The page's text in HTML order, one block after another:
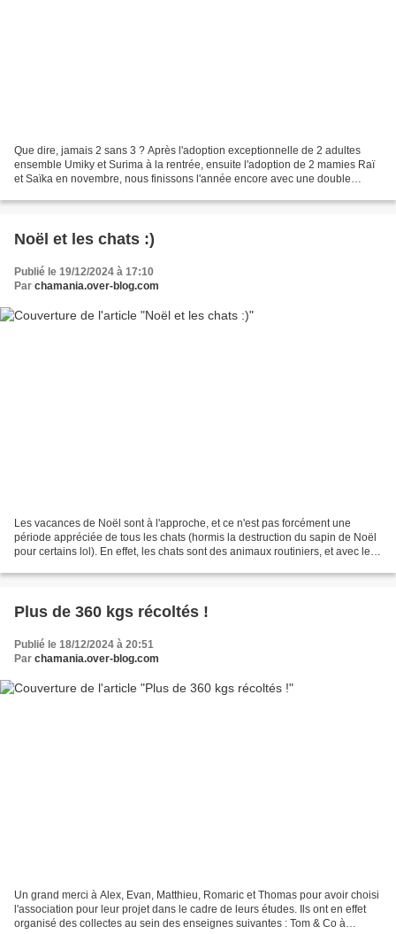
Que dire, jamais 2 sans 3 ? Après l'adoption exceptionnelle de 2 adultes
ensemble Umiky et Surima à la rentrée, ensuite l'adoption de 2 mamies Raï
et Saïka en novembre, nous finissons l'année encore avec une double
Noël et les chats :)
Publié le 19/12/2024 à 17:10
Par chamania.over-blog.com
Les vacances de Noël sont à l'approche, et ce n'est pas forcément une
période appréciée de tous les chats (hormis la destruction du sapin de Noël
pour certains lol). En effet, les chats sont des animaux routiniers, et avec les
Plus de 360 kgs récoltés !
Publié le 18/12/2024 à 20:51
Par chamania.over-blog.com
Un grand merci à Alex, Evan, Matthieu, Romaric et Thomas pour avoir choisi
l'association pour leur projet dans le cadre de leurs études. Ils ont en effet
organisé des collectes au sein des enseignes suivantes : Tom & Co à